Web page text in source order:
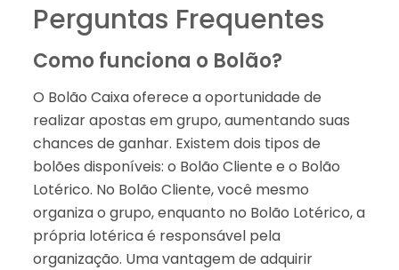
Perguntas Frequentes
Como funciona o Bolão?
O Bolão Caixa oferece a oportunidade de
realizar apostas em grupo, aumentando suas
chances de ganhar. Existem dois tipos de
bolões disponíveis: o Bolão Cliente e o Bolão
Lotérico. No Bolão Cliente, você mesmo
organiza o grupo, enquanto no Bolão Lotérico, a
própria lotérica é responsável pela
organização. Uma vantagem de adquirir